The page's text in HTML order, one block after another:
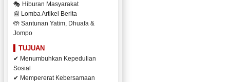
🎭 Hiburan Masyarakat
📰 Lomba Artikel Berita
🤲 Santunan Yatim, Dhuafa &
Jompo
TUJUAN
✔ Menumbuhkan Kepedulian
Sosial
✔ Mempererat Kebersamaan